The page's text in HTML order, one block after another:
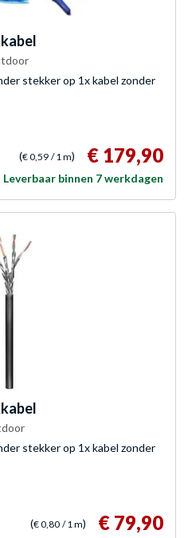
stekker op 1x kabel zonder
(€ 0,59 / 1 m) € 179,90
Leverbaar binnen 7 werkdagen
stekker op 1x kabel zonder
(€ 0,80 / 1 m) € 79,90